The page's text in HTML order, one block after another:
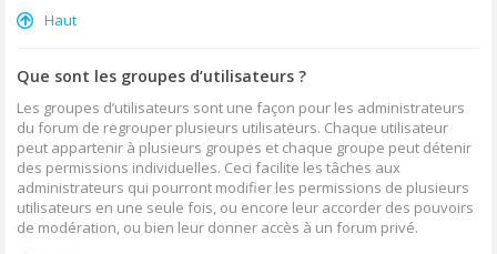
Haut
Que sont les groupes d’utilisateurs ?
Les groupes d’utilisateurs sont une façon pour les administrateurs
du forum de regrouper plusieurs utilisateurs. Chaque utilisateur
peut appartenir à plusieurs groupes et chaque groupe peut détenir
des permissions individuelles. Ceci facilite les tâches aux
administrateurs qui pourront modifier les permissions de plusieurs
utilisateurs en une seule fois, ou encore leur accorder des pouvoirs
de modération, ou bien leur donner accès à un forum privé.